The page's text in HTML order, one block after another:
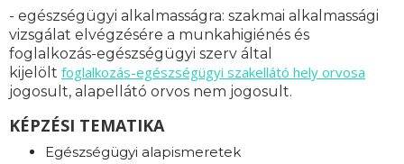
- egészségügyi alkalmasságra: szakmai alkalmassági
vizsgálat elvégzésére a munkahigiénés és
foglalkozás-egészségügyi szerv által
kijelölt foglalkozás-egészségügyi szakellátó hely orvosa
jogosult, alapellátó orvos nem jogosult.
KÉPZÉSI TEMATIKA
Egészségügyi alapismeretek